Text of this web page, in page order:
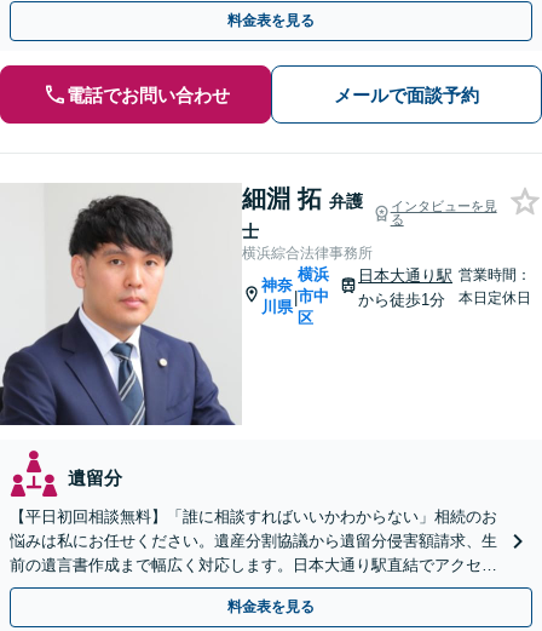
料金表を見る
電話でお問い合わせ メールで面談予約
細淵 拓 弁護
士
インタビューを見
る
横浜綜合法律事務所
神奈
川県
|
横浜
市中
区
日本大通り駅
から徒歩1分
営業時間：
本日定休日
遺留分
【平日初回相談無料】「誰に相談すればいいかわからない」相続のお
悩みは私にお任せください。遺産分割協議から遺留分侵害額請求、生
前の遺言書作成まで幅広く対応します。日本大通り駅直結でアクセス
良好。まずはご相談を。
料金表を見る